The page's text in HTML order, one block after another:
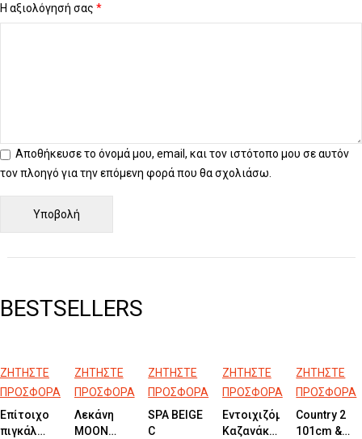
Η αξιολόγησή σας *
Αποθήκευσε το όνομά μου, email, και τον ιστότοπο μου σε αυτόν
τον πλοηγό για την επόμενη φορά που θα σχολιάσω.
BESTSELLERS
ΖΗΤΗΣΤΕ
ΠΡΟΣΦΟΡΑ
Επίτοιχο
πιγκάλ
ΖΗΤΗΣΤΕ
ΠΡΟΣΦΟΡΑ
Λεκάνη
MOON
ΖΗΤΗΣΤΕ
ΠΡΟΣΦΟΡΑ
SPA BEIGE
C
ΖΗΤΗΣΤΕ
ΠΡΟΣΦΟΡΑ
Εντοιχιζόμενο
Kαζανάκι
ΖΗΤΗΣΤΕ
ΠΡΟΣΦΟΡΑ
Country 2
101cm &